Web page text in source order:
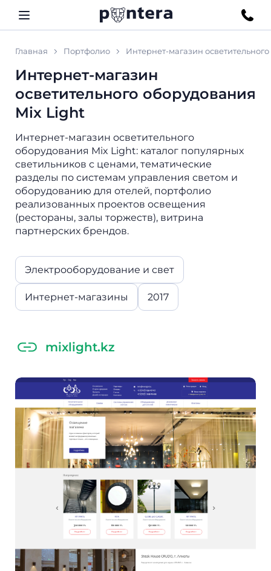
Главная Портфолио Интернет-магазин
Интернет-магазин
осветительного оборудования
Mix Light
Интернет-магазин осветительного
оборудования Mix Light: каталог популярных
светильников с ценами, тематические
разделы по системам управления светом и
оборудованию для отелей, портфолио
реализованных проектов освещения
(рестораны, залы торжеств), витрина
партнерских брендов.
Электрооборудование и свет
Интернет-магазины 2017
mixlight.kz